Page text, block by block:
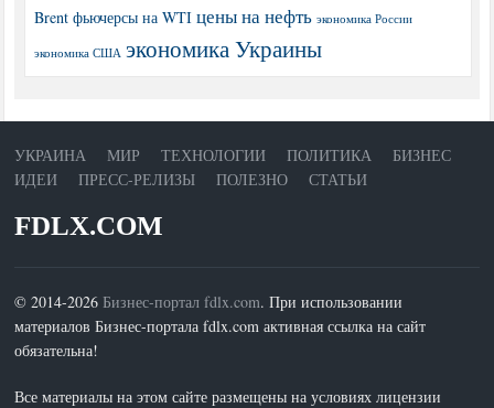
Brent фьючерсы на WTI цены на нефть экономика России
экономика США экономика Украины
УКРАИНА МИР ТЕХНОЛОГИИ ПОЛИТИКА
БИЗНЕС
ИДЕИ
ПРЕСС-РЕЛИЗЫ ПОЛЕЗНО СТАТЬИ
FDLX.COM
© 2014-2026Бизнес-портал fdlx.com. При использовании
материалов Бизнес-портала fdlx.com активная ссылка на сайт
обязательна!
Все материалы на этом сайте размещены на условиях лицензии